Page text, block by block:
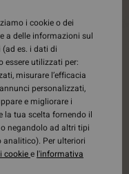
i cookie o dei
a delle informazioni sul
es. i dati di
essere utilizzati per:
misurare l’efficacia
personalizzati,
e migliorare i
la tua scelta fornendo il
negandolo ad altri tipi
Per ulteriori
cookiee l'informativa